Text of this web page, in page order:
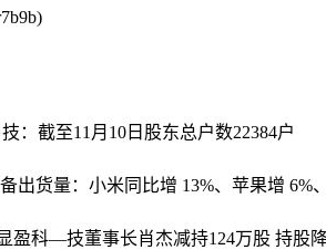
：截至11月10日股东总户数22384户
出货量：小米同比增 13%、苹果增 6%
盈科—技董事长肖杰减持124万股 持股